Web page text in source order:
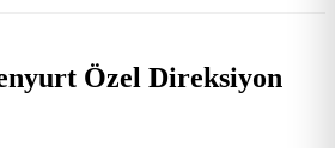
Özel Direksiyon